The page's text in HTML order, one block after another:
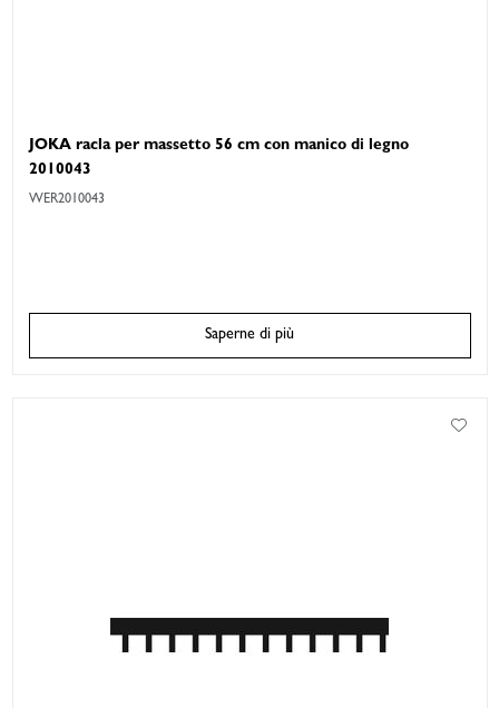
JOKA racla per massetto 56 cm con manico di legno
2010043
WER2010043
Saperne di più